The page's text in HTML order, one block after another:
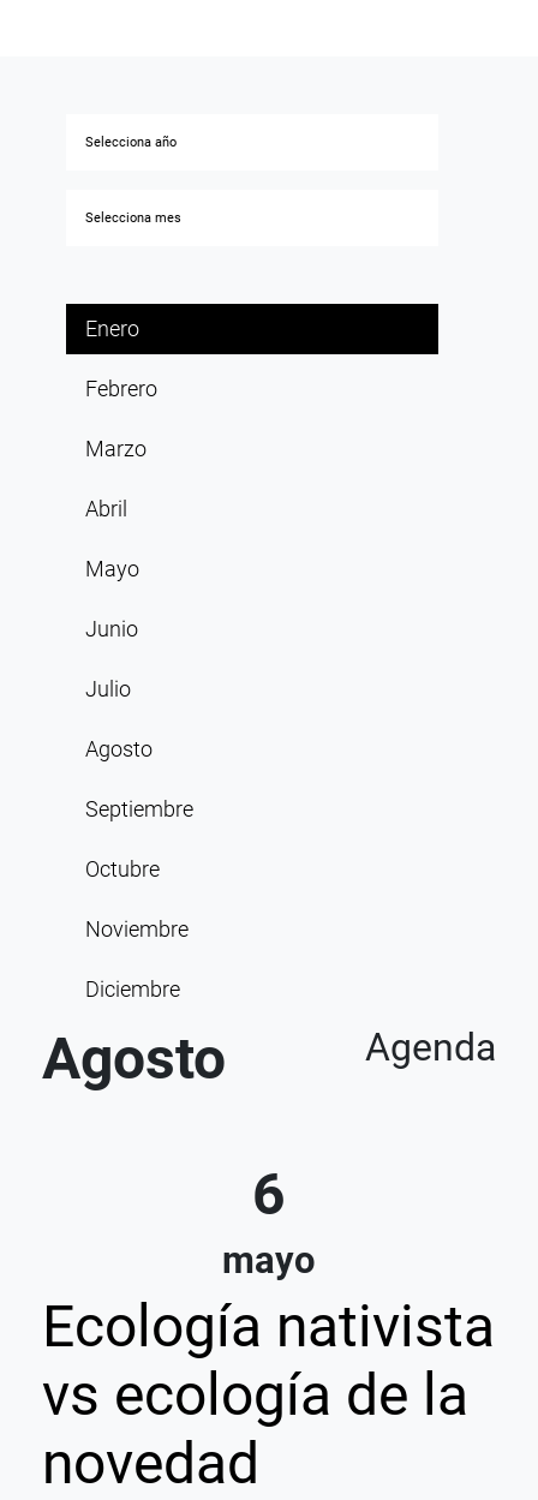
Enero
Febrero
Marzo
Abril
Mayo
Junio
Julio
Agosto
Septiembre
Octubre
Noviembre
Diciembre
Agosto Agenda
6
mayo
Ecología nativista
vs ecología de la
novedad